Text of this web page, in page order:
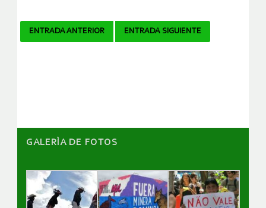
Navegador
ENTRADA ANTERIOR ENTRADA SIGUIENTE
GALERÌA DE FOTOS